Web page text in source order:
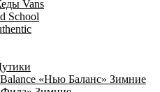
Vans
School
«Нью Баланс» Зимние